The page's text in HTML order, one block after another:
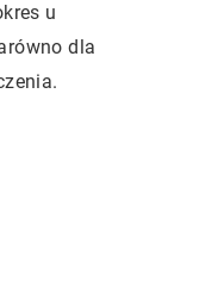
u
dla